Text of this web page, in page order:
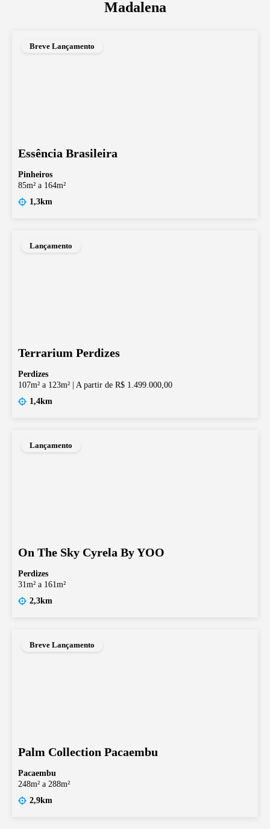
Madalena
Breve Lançamento
Essência Brasileira
Pinheiros
85m² a 164m²
1,3km
Lançamento
Terrarium Perdizes
Perdizes
107m² a 123m² | A partir de R$ 1.499.000,00
1,4km
Lançamento
On The Sky Cyrela By YOO
Perdizes
31m² a 161m²
2,3km
Breve Lançamento
Palm Collection Pacaembu
Pacaembu
248m² a 288m²
2,9km